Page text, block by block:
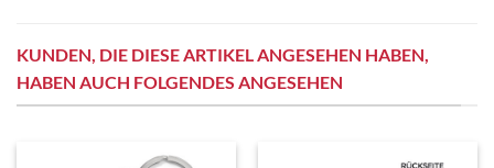
KUNDEN, DIE DIESE ARTIKEL ANGESEHEN HABEN,
HABEN AUCH FOLGENDES ANGESEHEN